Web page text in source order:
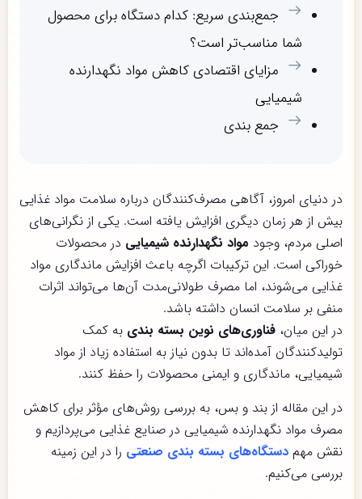
جمع‌بندی سریع: کدام دستگاه برای محصول
شما مناسب‌تر است؟
مزایای اقتصادی کاهش مواد نگهدارنده
شیمیایی
جمع بندی
در دنیای امروز، آگاهی مصرف‌کنندگان درباره سلامت مواد غذایی
بیش از هر زمان دیگری افزایش یافته است. یکی از نگرانی‌های
اصلی مردم، وجود مواد نگهدارنده شیمیایی در محصولات
خوراکی است. این ترکیبات اگرچه باعث افزایش ماندگاری مواد
غذایی می‌شوند، اما مصرف طولانی‌مدت آن‌ها می‌تواند اثرات
منفی بر سلامت انسان داشته باشد.
در این میان، فناوری‌های نوین بسته بندی به کمک
تولیدکنندگان آمده‌اند تا بدون نیاز به استفاده زیاد از مواد
شیمیایی، ماندگاری و ایمنی محصولات را حفظ کنند.
در این مقاله از بند و بس، به بررسی روش‌های مؤثر برای کاهش
مصرف مواد نگهدارنده شیمیایی در صنایع غذایی می‌پردازیم و
نقش مهم دستگاه‌های بسته بندی صنعتی را در این زمینه
بررسی می‌کنیم.